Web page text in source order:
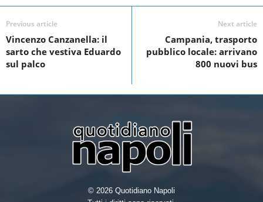
e
b
o
o
t
t
e
r
k
e
d
r
e
Previous article
Vincenzo Canzanella: il
sarto che vestiva Eduardo
sul palco
Next article
Campania, trasporto
pubblico locale: arrivano
800 nuovi bus
© 2026 Quotidiano Napoli